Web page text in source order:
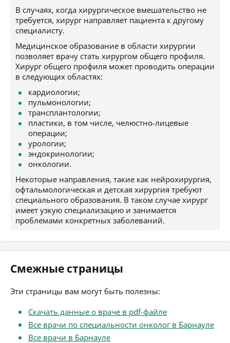
В случаях, когда хирургическое вмешательство не
требуется, хирург направляет пациента к другому
специалисту.
Медицинское образование в области хирургии
позволяет врачу стать хирургом общего профиля.
Хирург общего профиля может проводить операции
в следующих областях:
кардиологии;
пульмонологии;
трансплантологии;
пластики, в том числе, челюстно-лицевые
операции;
урологии;
эндокринологии;
онкологии.
Некоторые направления, такие как нейрохирургия,
офтальмологическая и детская хирургия требуют
специального образования. В таком случае хирург
имеет узкую специализацию и занимается
проблемами конкретных заболеваний.
Смежные страницы
Эти страницы вам могут быть полезны:
Скачать данные о враче в pdf-файле
Все врачи по специальности онколог в Барнауле
Все врачи в Барнауле